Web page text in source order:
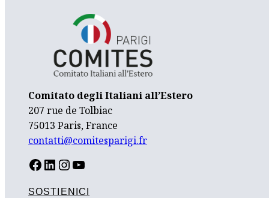
Comitato degli Italiani all’Estero
207 rue de Tolbiac
75013 Paris, France
contatti@comitesparigi.fr
FACEBOOK LINKEDIN INSTAGRAM YOUTUBE
SOSTIENICI